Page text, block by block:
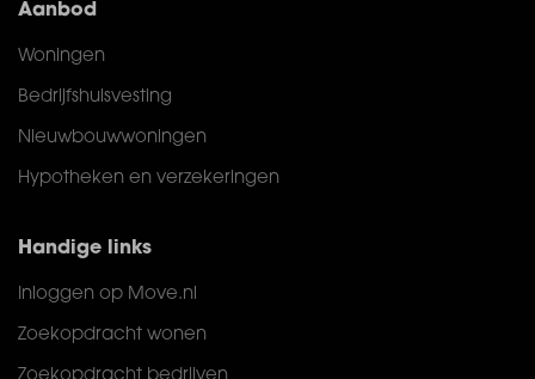
Aanbod
Woningen
Bedrijfshuisvesting
Nieuwbouwwoningen
Hypotheken en verzekeringen
Handige links
Inloggen op Move.nl
Zoekopdracht wonen